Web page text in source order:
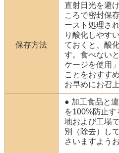
保存方法
直射日光を避
ころで密封保
ースト処理さ
り酸化しやす
ておくと、酸
す。食べない
ケージを使用
ことをおすす
お早めにお召
● 加工食品と
を100%防止
地および工場
別（除去）し
さいますよう